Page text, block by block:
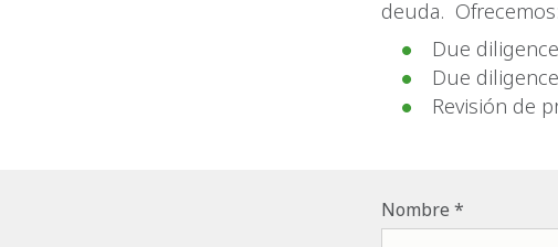
deuda. Ofrecemos:
Due
Due
Revisión de
Nombre